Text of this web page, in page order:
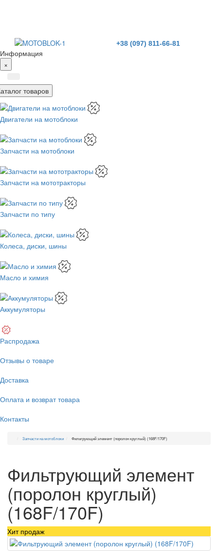
+38 (097) 811-66-81
Информация
×
товаров
Двигатели на мотоблоки
Запчасти на мотоблоки
Запчасти на мототракторы
Запчасти по типу
Колеса, диски, шины
Масло и химия
Аккумуляторы
Распродажа
Отзывы о товаре
Доставка
Оплата и возврат товара
Контакты
Запчасти на мотоблоки Фильтрующий элемент (поролон круглый) (168F/170F)
Фильтрующий элемент
(поролон круглый)
(168F/170F)
Хит продаж